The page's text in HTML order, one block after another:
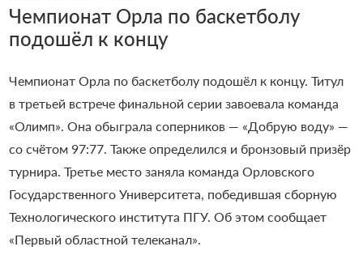
Чемпионат Орла по баскетболу
подошёл к концу
Чемпионат Орла по баскетболу подошёл к концу. Титул
в третьей встрече финальной серии завоевала команда
«Олимп». Она обыграла соперников — «Добрую воду» —
со счётом 97:77. Также определился и бронзовый призёр
турнира. Третье место заняла команда Орловского
Государственного Университета, победившая сборную
Технологического института ПГУ. Об этом сообщает
«Первый областной телеканал».